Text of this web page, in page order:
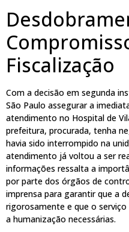
Fiscalização
Com a decisão em segunda
São Paulo assegurar a
atendimento no Hospital de
prefeitura, procurada, tenha
havia sido interrompido na
atendimento já voltou a ser
informações ressalta a
por parte dos órgãos de
imprensa para garantir que a
rigorosamente e que o
a humanização necessárias.